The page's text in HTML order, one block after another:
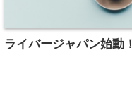
ライバージャパン始動！